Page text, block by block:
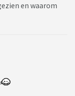
en waarom